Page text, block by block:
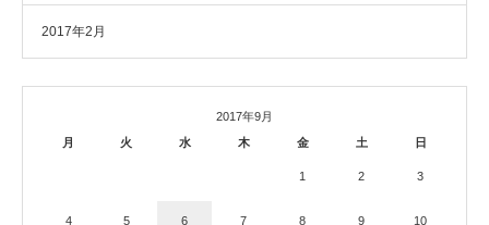
2017年2月
2017年9月
月
火 水 木 金 土 日
1 2 3
4 5 6 7 8 9 10